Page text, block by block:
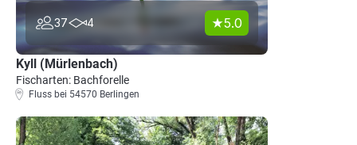
37 4 5.0
Kyll (Mürlenbach)
Fischarten: Bachforelle
Fluss bei 54570 Berlingen